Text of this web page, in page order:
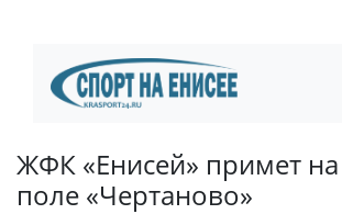
ЖФК «Енисей» примет
поле «Чертаново»